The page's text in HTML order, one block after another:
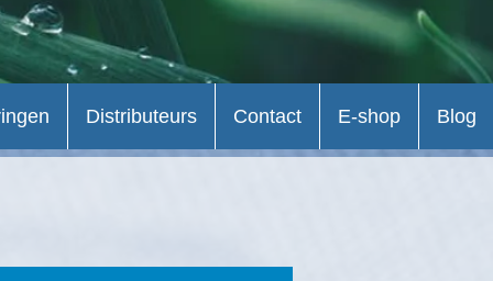
Distributeurs Contact E-shop Blog